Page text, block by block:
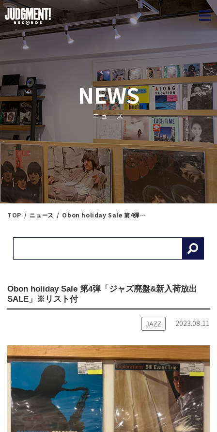
NEWS
ニュース
TOP ニュース Obon holiday Sale 第4弾「ジャズ廃盤&新入荷放出SALE」※リスト付
Obon holiday Sale 第4弾「ジャズ廃盤&新入荷放出
SALE」※リスト付
JAZZ 2023.08.11